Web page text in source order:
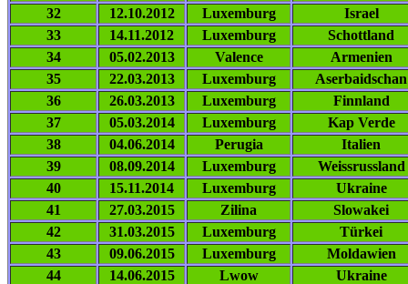
32
12.10.2012 Luxemburg
Israel
33
14.11.2012 Luxemburg
Schottland
34
05.02.2013 Valence
Armenien
35
22.03.2013 Luxemburg
Aserbaidschan
36
26.03.2013 Luxemburg
Finnland
37
05.03.2014 Luxemburg
Kap Verde
38
04.06.2014 Perugia
Italien
39
08.09.2014 Luxemburg
Weissrussland
40
15.11.2014 Luxemburg
Ukraine
41
27.03.2015 Zilina
Slowakei
42
31.03.2015 Luxemburg
Türkei
43
09.06.2015 Luxemburg
Moldawien
44
14.06.2015 Lwow
Ukraine